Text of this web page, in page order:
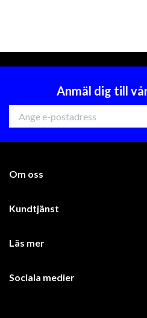
Anmäl dig till
Om oss
Kundtjänst
Läs mer
Sociala medier